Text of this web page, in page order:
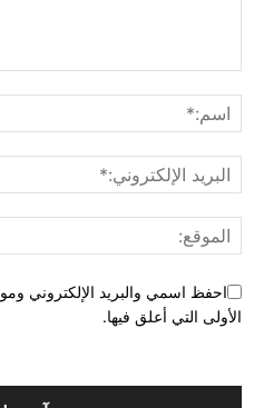
احفظ اسمي والبريد الإلكتروني
الأولى التي أعلق فيها.